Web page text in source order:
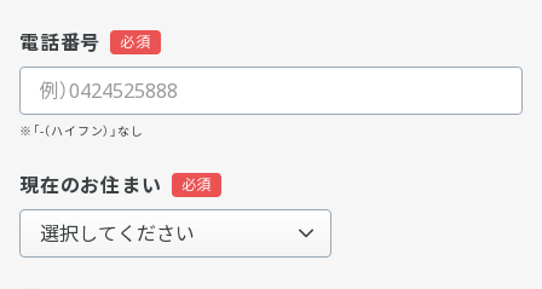
電話番号
※「-（ハイフン）」なし
現在のお住まい